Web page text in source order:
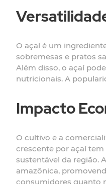
O açaí é um
sobremesas e pratos
Além disso, o açaí
nutricionais. A
Impacto
O cultivo e a
crescente por açaí
sustentável da região.
amazônica,
consumidores quanto